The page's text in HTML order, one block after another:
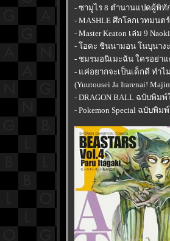
- ซามูไร 8 ตำนานแปดผู้พิทัก
- MASHLE ศึกโลกเวทมนต
- Master Keaton เล่ม 9
- โอดะ ชินนามอน โนบุนางะ
- ชมรมอนิเมะฉัน ใครอย่าแต
- แค่อยากจะเป็นเด็กดี ทำไ
(Yuutousei Ja Irarenai!
- DRAGON BALL ฉบับพิมพ์
- Pokemon Special ฉบับพิม